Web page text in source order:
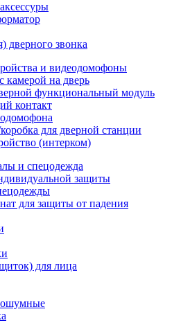
дверного звонка
и видеодомофоны
камерой на дверь
функциональный модуль
контакт
для дверной станции
(интерком)
и спецодежда
защиты
для защиты от падения
для лица